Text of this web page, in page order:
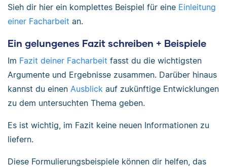
Sieh dir hier ein komplettes Beispiel für eine Einleitung
einer Facharbeit an.
Ein gelungenes Fazit schreiben + Beispiele
Im Fazit deiner Facharbeit fasst du die wichtigsten
Argumente und Ergebnisse zusammen. Darüber hinaus
kannst du einen Ausblick auf zukünftige Entwicklungen
zu dem untersuchten Thema geben.
Es ist wichtig, im Fazit keine neuen Informationen zu
liefern.
Diese Formulierungsbeispiele können dir helfen, das